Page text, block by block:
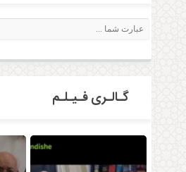
گـالـری فـیـلـم